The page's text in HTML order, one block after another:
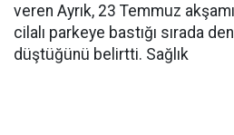
veren Ayrık, 23 Temmuz
cilalı parkeye bastığı sırada
düştüğünü belirtti. Sağlık